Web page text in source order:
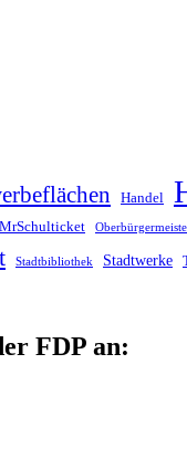
Handel
MrSchulticket
Stadtbibliothek Stadtwerke
FDP an: